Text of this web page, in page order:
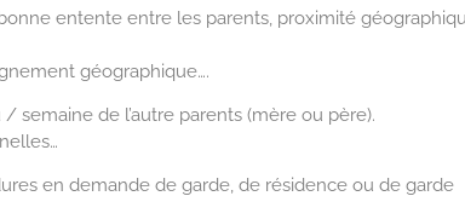
entente entre les parents, proximité
géographique….
semaine de l’autre parents (mère ou père).
en demande de garde, de résidence ou de garde